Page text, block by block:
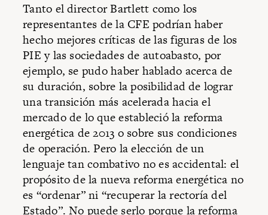
Tanto el director Bartlett como los
representantes de la CFE podrían haber
hecho mejores críticas de las figuras de los
PIE y las sociedades de autoabasto, por
ejemplo, se pudo haber hablado acerca de
su duración, sobre la posibilidad de lograr
una transición más acelerada hacia el
mercado de lo que estableció la reforma
energética de 2013 o sobre sus condiciones
de operación. Pero la elección de un
lenguaje tan combativo no es accidental: el
propósito de la nueva reforma energética no
es “ordenar” ni “recuperar la rectoría del
Estado”. No puede serlo porque la reforma